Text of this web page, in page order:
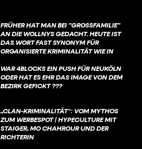
FRÜHER HAT MAN BEI "GROSSFAMILIE" A
N DIE WOLLNYS GEDACHT. HEUTE IST D
AS WORT FAST SYNONYM FÜR O
RGANISIERTE KRIMINALITÄT WIE IN M
CLANKRIMINALITÄT" NICHT MAL EINEN H
ALBEN PROZENT DER BERLINER S
TRAFTATEN AUS.
WAR 4BLOCKS EIN PUSH FÜR NEUKÖLN
ODER HAT ES EHR DAS IMAGE VON DEM
BEZIRK GEFICKT ???
„CLAN-KRIMINALITÄT“: VOM MYTHOS
ZUM WERBESPOT | HYPECULTURE MIT
STAIGER, MO CHAHROUR UND DER
RICHTERIN